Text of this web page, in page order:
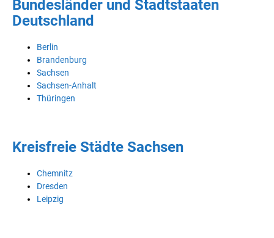
Bundesländer und Stadtstaaten
Deutschland
Berlin
Brandenburg
Sachsen
Sachsen-Anhalt
Thüringen
Kreisfreie Städte Sachsen
Chemnitz
Dresden
Leipzig